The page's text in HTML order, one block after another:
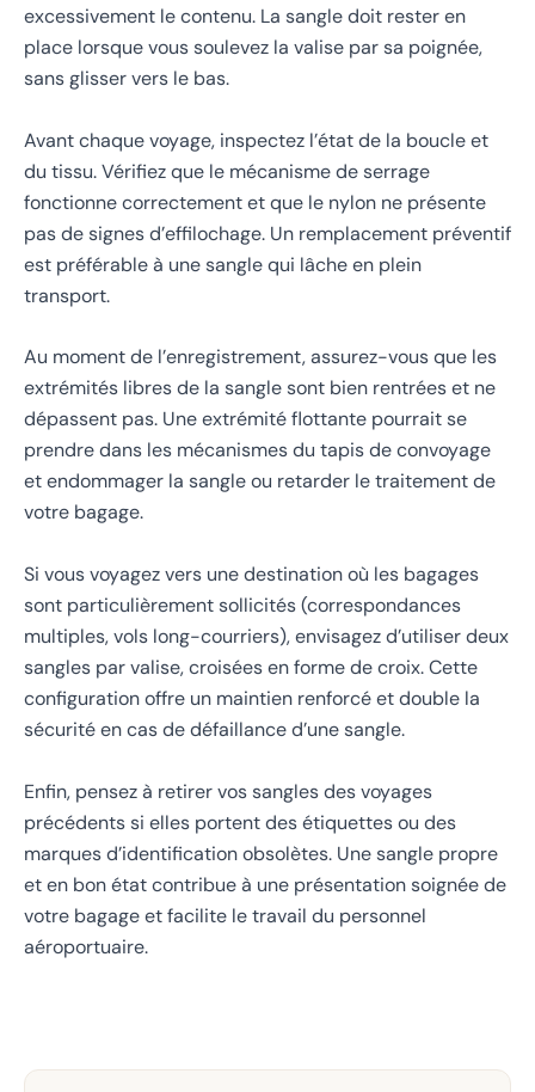
excessivement le contenu. La sangle doit rester en
place lorsque vous soulevez la valise par sa poignée,
sans glisser vers le bas.
Avant chaque voyage, inspectez l’état de la boucle et
du tissu. Vérifiez que le mécanisme de serrage
fonctionne correctement et que le nylon ne présente
pas de signes d’effilochage. Un remplacement préventif
est préférable à une sangle qui lâche en plein
transport.
Au moment de l’enregistrement, assurez-vous que les
extrémités libres de la sangle sont bien rentrées et ne
dépassent pas. Une extrémité flottante pourrait se
prendre dans les mécanismes du tapis de convoyage
et endommager la sangle ou retarder le traitement de
votre bagage.
Si vous voyagez vers une destination où les bagages
sont particulièrement sollicités (correspondances
multiples, vols long-courriers), envisagez d’utiliser deux
sangles par valise, croisées en forme de croix. Cette
configuration offre un maintien renforcé et double la
sécurité en cas de défaillance d’une sangle.
Enfin, pensez à retirer vos sangles des voyages
précédents si elles portent des étiquettes ou des
marques d’identification obsolètes. Une sangle propre
et en bon état contribue à une présentation soignée de
votre bagage et facilite le travail du personnel
aéroportuaire.